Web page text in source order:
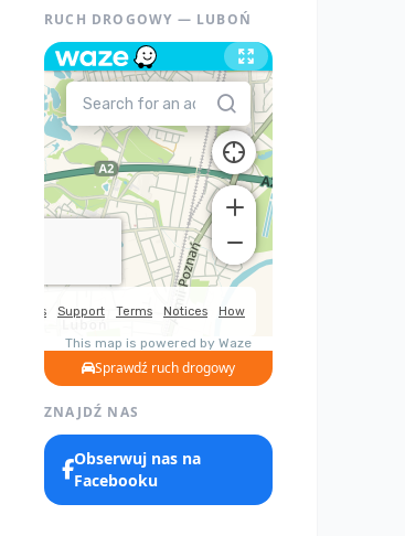
RUCH DROGOWY — LUBOŃ
Sprawdź ruch drogowy
ZNAJDŹ NAS
Obserwuj nas na
Facebooku